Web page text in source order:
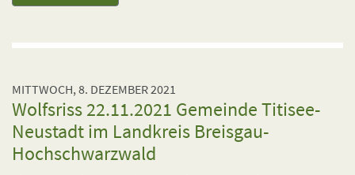
MITTWOCH, 8. DEZEMBER 2021
Wolfsriss 22.11.2021 Gemeinde Titisee-
Neustadt im Landkreis Breisgau-
Hochschwarzwald